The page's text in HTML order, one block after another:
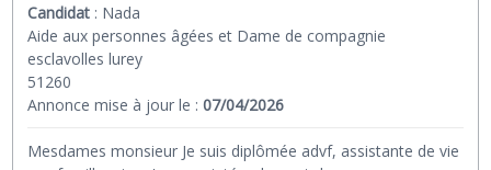
Candidat : Nada
Aide aux personnes âgées et Dame de compagnie
esclavolles lurey
51260
Annonce mise à jour le :07/04/2026
Mesdames monsieur Je suis diplômée advf, assistante de vie